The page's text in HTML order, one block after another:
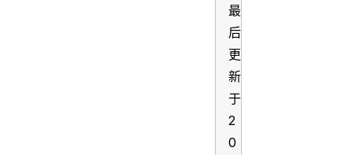
最
后
更
新
于
2
0